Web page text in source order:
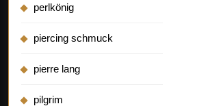
perlkönig
piercing schmuck
pierre lang
pilgrim